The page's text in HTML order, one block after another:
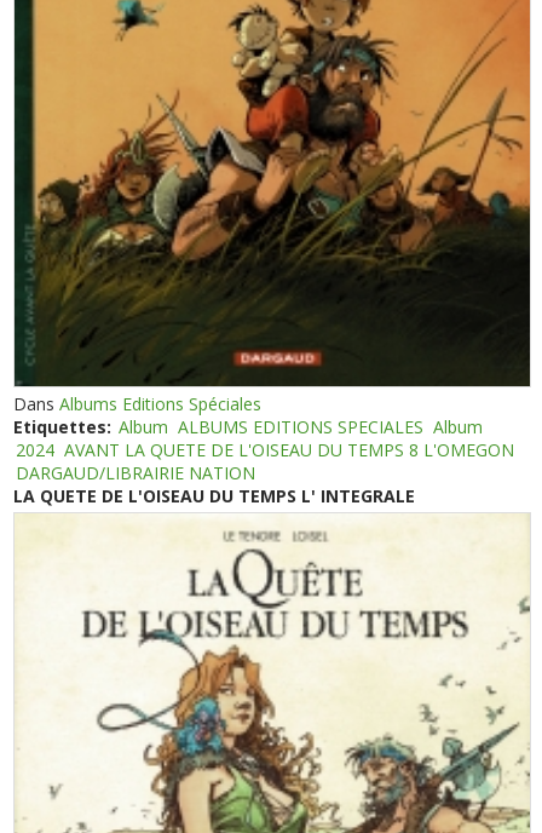
DansAlbums Editions Spéciales
Etiquettes: Album ALBUMS EDITIONS SPECIALES Album
2024 AVANT LA QUETE DE L'OISEAU DU TEMPS 8 L'OMEGON
DARGAUD/LIBRAIRIE NATION
LA QUETE DE L'OISEAU DU TEMPS L' INTEGRALE